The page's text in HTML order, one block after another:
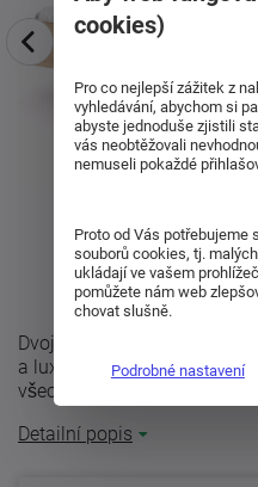
Dvojlůžko Flabo s
a luxusu. Postel nabízí
všech hran a preciznímu ...
Detailní popis
cookies)
Pro co nejlepší zážitek z
vyhledávání, abychom si
abyste jednoduše zjistili
vás neobtěžovali
nemuseli pokaždé
Proto od Vás potřebujeme
souborů cookies, tj.
ukládají ve vašem
pomůžete nám web
chovat slušně.
Podrobné nastavení